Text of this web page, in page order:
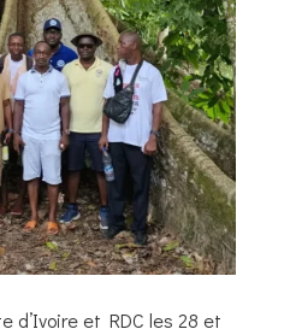
d’Ivoire et RDC les 28 et